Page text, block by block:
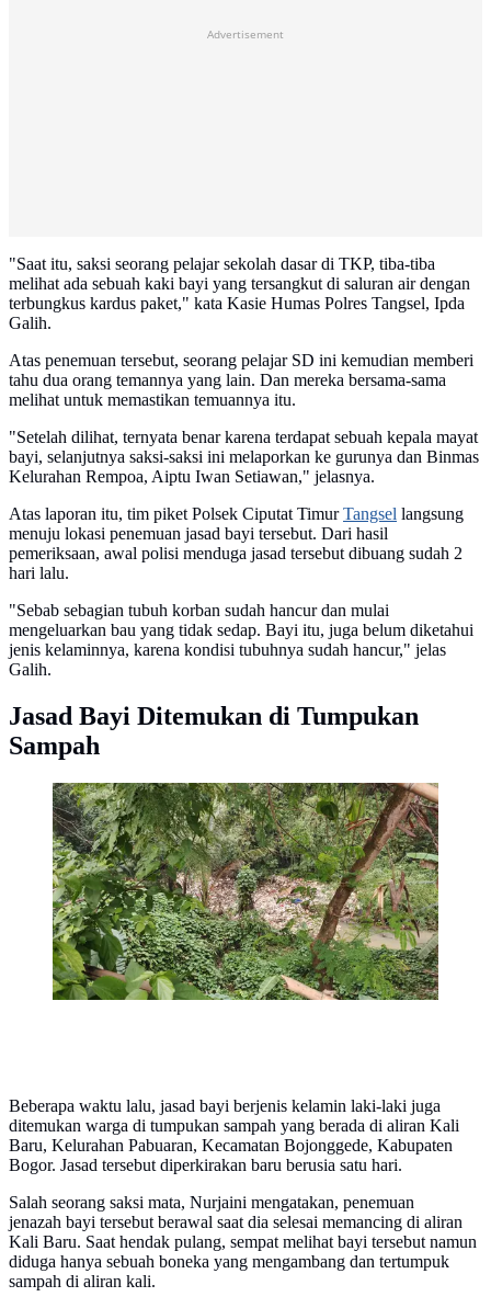
Advertisement
"Saat itu, saksi seorang pelajar sekolah dasar di TKP, tiba-tiba
melihat ada sebuah kaki bayi yang tersangkut di saluran air dengan
terbungkus kardus paket," kata Kasie Humas Polres Tangsel, Ipda
Galih.
Atas penemuan tersebut, seorang pelajar SD ini kemudian memberi
tahu dua orang temannya yang lain. Dan mereka bersama-sama
melihat untuk memastikan temuannya itu.
"Setelah dilihat, ternyata benar karena terdapat sebuah kepala mayat
bayi, selanjutnya saksi-saksi ini melaporkan ke gurunya dan Binmas
Kelurahan Rempoa, Aiptu Iwan Setiawan," jelasnya.
Atas laporan itu, tim piket Polsek Ciputat TimurTangsel langsung
menuju lokasi penemuan jasad bayi tersebut. Dari hasil
pemeriksaan, awal polisi menduga jasad tersebut dibuang sudah 2
hari lalu.
"Sebab sebagian tubuh korban sudah hancur dan mulai
mengeluarkan bau yang tidak sedap. Bayi itu, juga belum diketahui
jenis kelaminnya, karena kondisi tubuhnya sudah hancur," jelas
Galih.
Jasad Bayi Ditemukan di Tumpukan
Sampah
Warga temukan jasad bayi di aliran Kali Baru,
Kelurahan Pabuaran, Kecamatan Bojonggede,
Kabupaten Bogor. (Liputan6.com/Dicky Agung
Prihanto)
Beberapa waktu lalu, jasad bayi berjenis kelamin laki-laki juga
ditemukan warga di tumpukan sampah yang berada di aliran Kali
Baru, Kelurahan Pabuaran, Kecamatan Bojonggede, Kabupaten
Bogor. Jasad tersebut diperkirakan baru berusia satu hari.
Salah seorang saksi mata, Nurjaini mengatakan, penemuan
jenazah bayi tersebut berawal saat dia selesai memancing di aliran
Kali Baru. Saat hendak pulang, sempat melihat bayi tersebut namun
diduga hanya sebuah boneka yang mengambang dan tertumpuk
sampah di aliran kali.